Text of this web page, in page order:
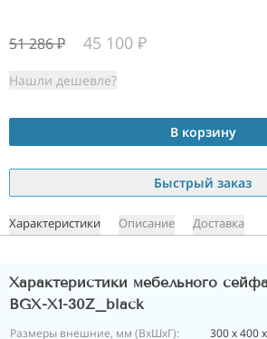
51 286₽ 45 100 ₽
Нашли дешевле?
В корзину
Быстрый заказ
Характеристики Описание Доставка
Характеристики мебельного
BGX-X1-30Z_black
Размеры внешние, мм (ВхШхГ):
300 x 400